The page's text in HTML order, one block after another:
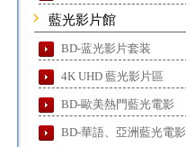
藍光影片館
BD-蓝光影片套装
4K UHD 藍光影片區
BD-歐美熱門藍光電影
BD-華語、亞洲藍光電影